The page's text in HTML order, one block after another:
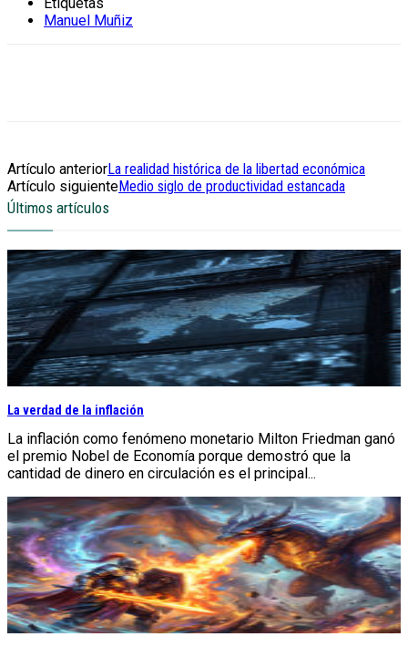
Manuel Muñiz
Artículo anteriorLa realidad histórica de la libertad económica
Artículo siguienteMedio siglo de productividad estancada
Últimos artículos
La verdad de la inflación
La inflación como fenómeno monetario Milton Friedman ganó
el premio Nobel de Economía porque demostró que la
cantidad de dinero en circulación es el principal...